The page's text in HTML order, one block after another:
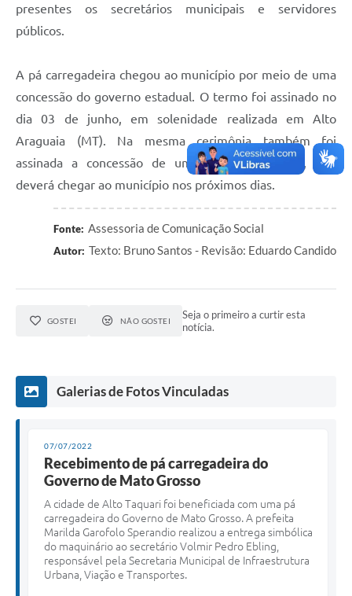
presentes os secretários municipais e servidores
públicos.
A pá carregadeira chegou ao município por meio de uma
concessão do governo estadual. O termo foi assinado no
dia 03 de junho, em solenidade realizada em Alto
Araguaia (MT). Na mesma cerimônia também foi
assinada a concessão de um rolo compactador, que
deverá chegar ao município nos próximos dias.
Fonte: Assessoria de Comunicação Social
Autor: Texto: Bruno Santos - Revisão: Eduardo Candido
GOSTEI NÃO GOSTEI
Seja o primeiro a curtir esta
notícia.
Galerias de Fotos Vinculadas
07/07/2022
Recebimento de pá carregadeira do
Governo de Mato Grosso
A cidade de Alto Taquari foi beneficiada com uma pá
carregadeira do Governo de Mato Grosso. A prefeita
Marilda Garofolo Sperandio realizou a entrega simbólica
do maquinário ao secretário Volmir Pedro Ebling,
responsável pela Secretaria Municipal de Infraestrutura
Urbana, Viação e Transportes.